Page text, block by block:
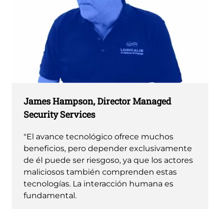
James Hampson, Director Managed
Security Services
"El avance tecnológico ofrece muchos
beneficios, pero depender exclusivamente
de él puede ser riesgoso, ya que los actores
maliciosos también comprenden estas
tecnologías. La interacción humana es
fundamental.